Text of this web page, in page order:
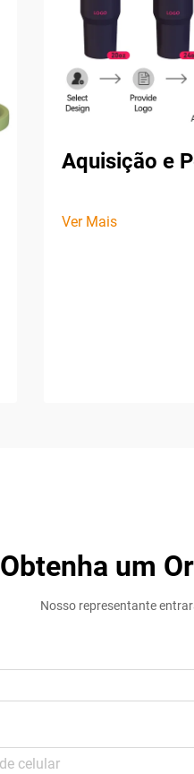
Aquisição e
Ver Mais
Obtenha um
Nosso representante